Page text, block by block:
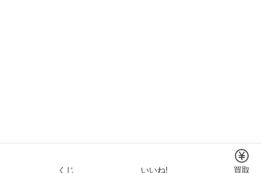
くじ いいね! 買取